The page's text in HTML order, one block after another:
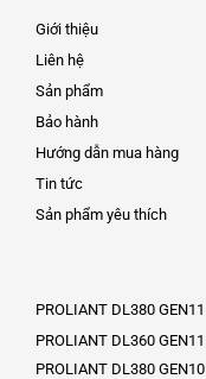
Giới thiệu
Liên hệ
Sản phẩm
Bảo hành
Hướng dẫn mua hàng
Tin tức
Sản phẩm yêu thích
PROLIANT DL380 GEN11
PROLIANT DL360 GEN11
PROLIANT DL380 GEN10